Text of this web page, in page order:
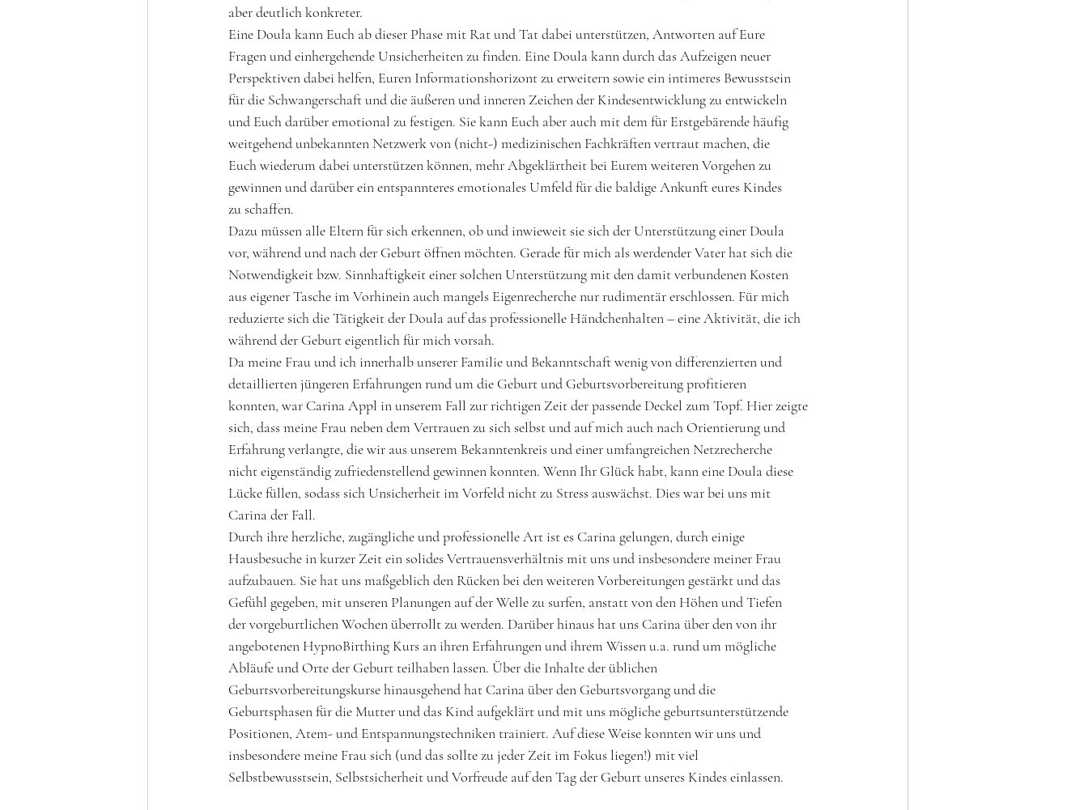
aber deutlich konkreter.
Eine Doula kann Euch ab dieser Phase mit Rat und Tat dabei unterstützen, Antworten auf Eure
Fragen und einhergehende Unsicherheiten zu finden. Eine Doula kann durch das Aufzeigen neuer
Perspektiven dabei helfen, Euren Informationshorizont zu erweitern sowie ein intimeres Bewusstsein
für die Schwangerschaft und die äußeren und inneren Zeichen der Kindesentwicklung zu entwickeln
und Euch darüber emotional zu festigen. Sie kann Euch aber auch mit dem für Erstgebärende häufig
weitgehend unbekannten Netzwerk von (nicht-) medizinischen Fachkräften vertraut machen, die
Euch wiederum dabei unterstützen können, mehr Abgeklärtheit bei Eurem weiteren Vorgehen zu
gewinnen und darüber ein entspannteres emotionales Umfeld für die baldige Ankunft eures Kindes
zu schaffen.
Dazu müssen alle Eltern für sich erkennen, ob und inwieweit sie sich der Unterstützung einer Doula
vor, während und nach der Geburt öffnen möchten. Gerade für mich als werdender Vater hat sich die
Notwendigkeit bzw. Sinnhaftigkeit einer solchen Unterstützung mit den damit verbundenen Kosten
aus eigener Tasche im Vorhinein auch mangels Eigenrecherche nur rudimentär erschlossen. Für mich
reduzierte sich die Tätigkeit der Doula auf das professionelle Händchenhalten – eine Aktivität, die ich
während der Geburt eigentlich für mich vorsah.
Da meine Frau und ich innerhalb unserer Familie und Bekanntschaft wenig von differenzierten und
detaillierten jüngeren Erfahrungen rund um die Geburt und Geburtsvorbereitung profitieren
konnten, war Carina Appl in unserem Fall zur richtigen Zeit der passende Deckel zum Topf. Hier zeigte
sich, dass meine Frau neben dem Vertrauen zu sich selbst und auf mich auch nach Orientierung und
Erfahrung verlangte, die wir aus unserem Bekanntenkreis und einer umfangreichen Netzrecherche
nicht eigenständig zufriedenstellend gewinnen konnten. Wenn Ihr Glück habt, kann eine Doula diese
Lücke füllen, sodass sich Unsicherheit im Vorfeld nicht zu Stress auswächst. Dies war bei uns mit
Carina der Fall.
Durch ihre herzliche, zugängliche und professionelle Art ist es Carina gelungen, durch einige
Hausbesuche in kurzer Zeit ein solides Vertrauensverhältnis mit uns und insbesondere meiner Frau
aufzubauen. Sie hat uns maßgeblich den Rücken bei den weiteren Vorbereitungen gestärkt und das
Gefühl gegeben, mit unseren Planungen auf der Welle zu surfen, anstatt von den Höhen und Tiefen
der vorgeburtlichen Wochen überrollt zu werden. Darüber hinaus hat uns Carina über den von ihr
angebotenen HypnoBirthing Kurs an ihren Erfahrungen und ihrem Wissen u.a. rund um mögliche
Abläufe und Orte der Geburt teilhaben lassen. Über die Inhalte der üblichen
Geburtsvorbereitungskurse hinausgehend hat Carina über den Geburtsvorgang und die
Geburtsphasen für die Mutter und das Kind aufgeklärt und mit uns mögliche geburtsunterstützende
Positionen, Atem- und Entspannungstechniken trainiert. Auf diese Weise konnten wir uns und
insbesondere meine Frau sich (und das sollte zu jeder Zeit im Fokus liegen!) mit viel
Selbstbewusstsein, Selbstsicherheit und Vorfreude auf den Tag der Geburt unseres Kindes einlassen.